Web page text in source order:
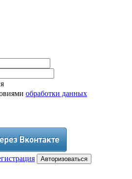
обработки данных
Авторизоваться